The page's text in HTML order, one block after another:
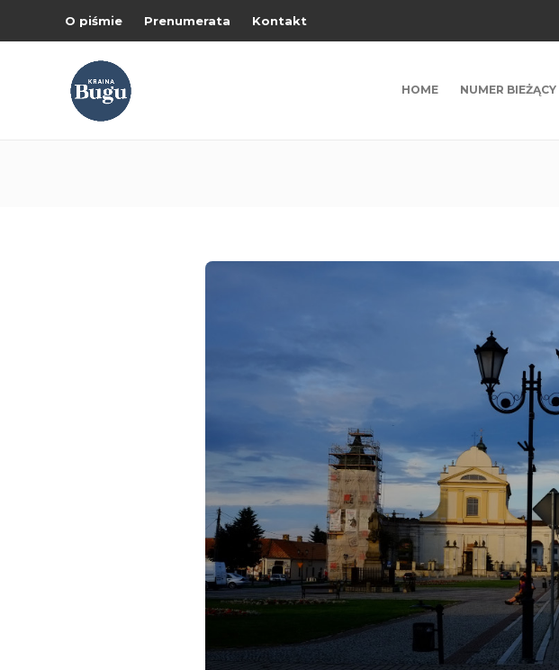
O piśmie Prenumerata Kontakt
HOME NUMER BIEŻĄCY